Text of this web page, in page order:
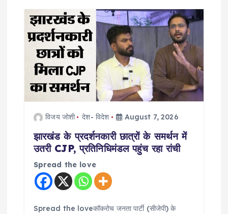
विजय जोशी देश- विदेश August 7, 2026
झारखंड के प्रदर्शनकारी छात्रों के समर्थन में
उतरी CJP, प्रतिनिधिमंडल पहुंच रहा रांची
Spread the love
Spread the loveकॉकरोच जनता पार्टी (सीजेपी) के